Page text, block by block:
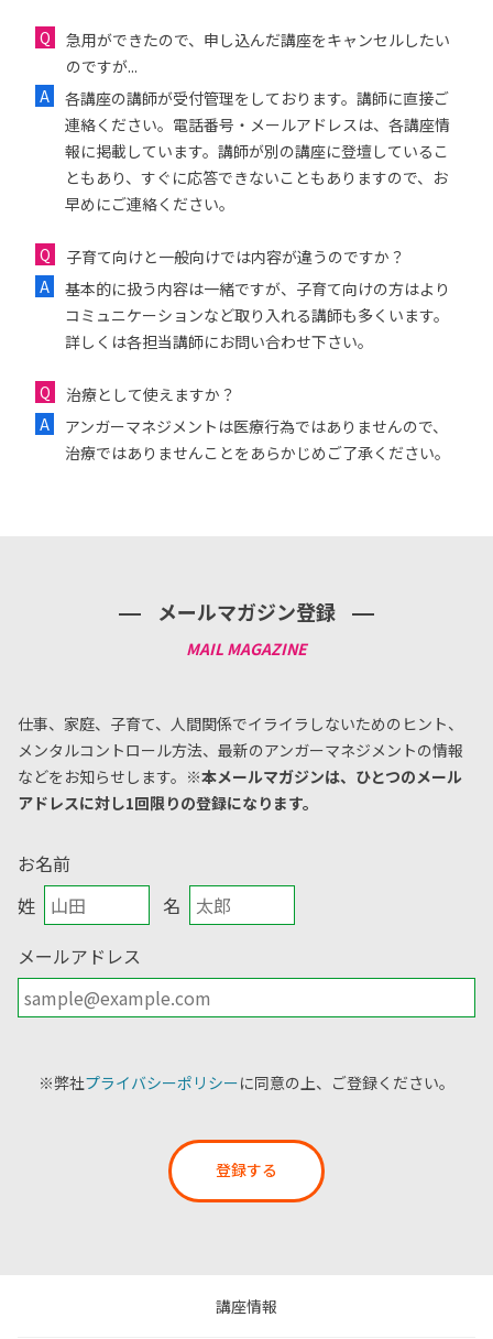
急用ができたので、申し込んだ講座をキャンセルしたい
のですが...
各講座の講師が受付管理をしております。講師に直接ご
連絡ください。電話番号・メールアドレスは、各講座情
報に掲載しています。講師が別の講座に登壇しているこ
ともあり、すぐに応答できないこともありますので、お
早めにご連絡ください。
子育て向けと一般向けでは内容が違うのですか？
基本的に扱う内容は一緒ですが、子育て向けの方はより
コミュニケーションなど取り入れる講師も多くいます。
詳しくは各担当講師にお問い合わせ下さい。
治療として使えますか？
アンガーマネジメントは医療行為ではありませんので、
治療ではありませんことをあらかじめご了承ください。
メールマガジン登録
仕事、家庭、子育て、人間関係でイライラしないためのヒント、
メンタルコントロール方法、 最新のアンガーマネジメントの情報
などをお知らせします。 ※本メールマガジンは、ひとつのメール
アドレスに対し1回限りの登録になります。
お名前
姓
名
メールアドレス
※弊社プライバシーポリシーに同意の上、ご登録ください。
登録する
講座情報